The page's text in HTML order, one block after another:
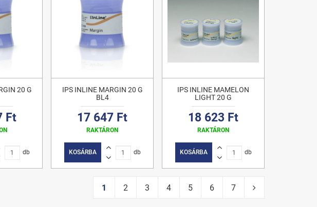
20 G
Ft
db
IPS INLINE MARGIN 20 G
BL4
17 647 Ft
RAKTÁRON
KOSÁRBA db
IPS INLINE MAMELON
LIGHT 20 G
18 623 Ft
RAKTÁRON
KOSÁRBA db
1 2 3 4 5 6 7